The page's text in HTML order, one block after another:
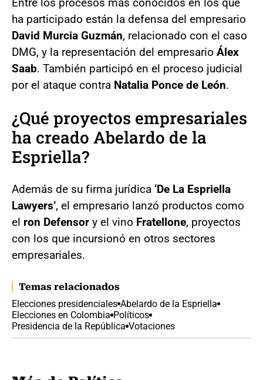
ha participado están la defensa del empresario
David Murcia Guzmán, relacionado con el caso
DMG, y la representación del empresario Álex
Saab. También participó en el proceso judicial
por el ataque contra Natalia Ponce de León.
¿Qué proyectos empresariales
ha creado Abelardo de la
Espriella?
Además de su firma jurídica ‘De La Espriella
Lawyers’, el empresario lanzó productos como
el ron Defensor y el vino Fratellone, proyectos
con los que incursionó en otros sectores
empresariales.
Temas relacionados
Elecciones presidenciales Abelardo de la Espriella
Elecciones en Colombia Políticos
Presidencia de la República Votaciones